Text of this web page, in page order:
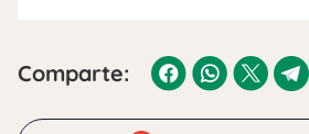
Comparte: